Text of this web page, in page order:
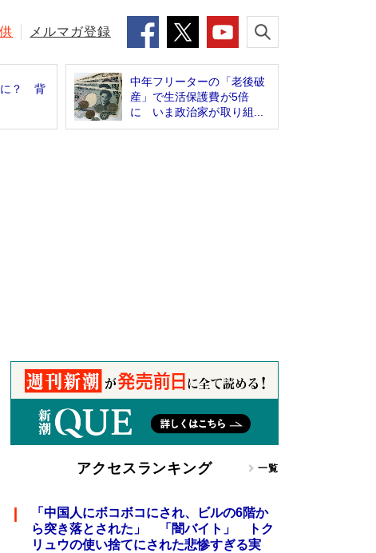
メルマガ登録
に？ 背
中年フリーターの「老後破
産」で生活保護費が5倍
に いま政治家が取り組...
アクセスランキング 一覧
「中国人にボコボコにされ、ビルの6階か
ら突き落とされた」 「闇バイト」 トク
リュウの使い捨てにされた悲惨すぎる実